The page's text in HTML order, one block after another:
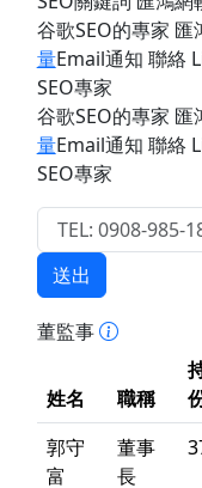
谷歌SEO的專家 匯
量Email通知 聯絡
SEO專家
谷歌SEO的專家 匯
量Email通知 聯絡
SEO專家
送出
董監事
姓名 職稱
郭守
富
董事
長